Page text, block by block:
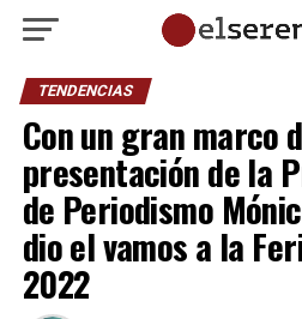
TENDENCIAS
Con un gran marco
presentación de la
de Periodismo
dio el vamos a la
2022